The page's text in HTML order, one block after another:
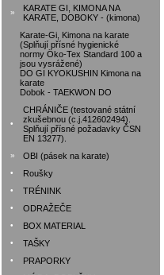
»
KARATE GI, KIMONA NA
KARATE, DOBOKY - (kimona)
Karate-Gi, Kimona na karate
(Splňují přísné hygienické
normy Öko-Tex Standard 100 a
jsou vysrážené)
DO GI KYOKUSHIN Kimona na
karate
Dobok - TAEKWON DO
•
CHRÁNIČE (testované státní
zkušebnou (c.j.412602494).
Splňují přísné požadavky ČSN
EN 13277).
» OBI (pásek na karate)
• Roušky
• TRÉNINK
• ODRAŽEČE
• BOX MATERIAL
• TAŠKY
• PRAPORKY